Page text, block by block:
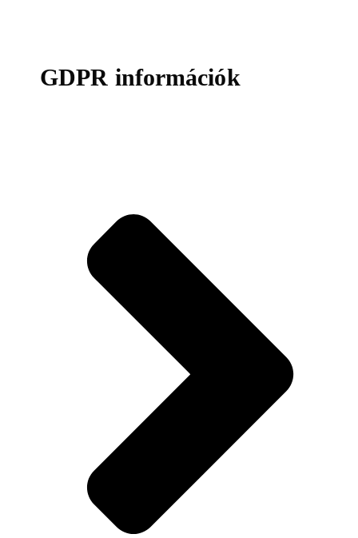
GDPR információk